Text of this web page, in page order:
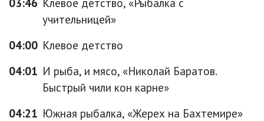
учительницей»
04:00 Клевое детство
04:01 И рыба, и мясо, «Николай Баратов.
Быстрый чили кон карне»
04:21 Южная рыбалка, «Жерех на Бахтемире»